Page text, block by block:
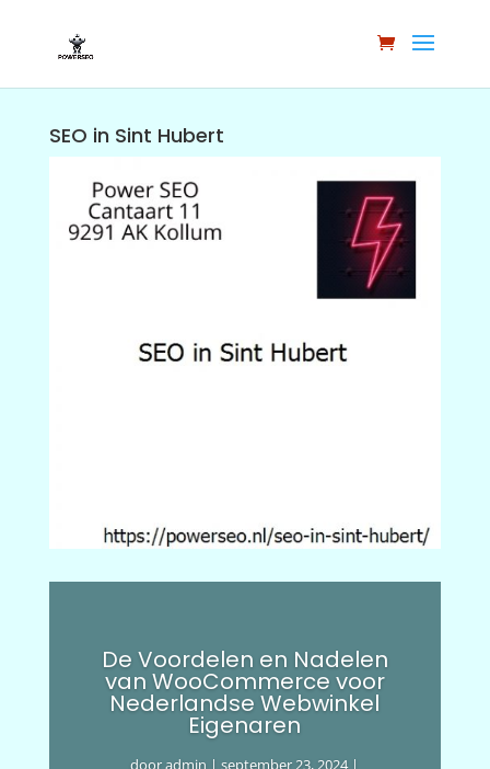
SEO in Sint Hubert
De Voordelen en Nadelen
van WooCommerce voor
Nederlandse Webwinkel
Eigenaren
dooradmin |september 23, 2024|